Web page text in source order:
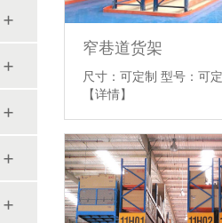
窄巷道货架
尺寸：可定制 型号：可
【详情】